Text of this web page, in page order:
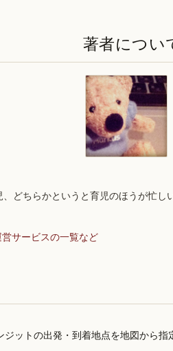
著者につい
どちらかというと育児のほうが忙し
サービスの一覧など
ジットの出発・到着地点を地図から指